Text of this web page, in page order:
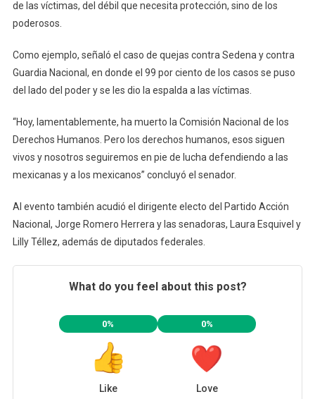
de las víctimas, del débil que necesita protección, sino de los
poderosos.
Como ejemplo, señaló el caso de quejas contra Sedena y contra
Guardia Nacional, en donde el 99 por ciento de los casos se puso
del lado del poder y se les dio la espalda a las víctimas.
“Hoy, lamentablemente, ha muerto la Comisión Nacional de los
Derechos Humanos. Pero los derechos humanos, esos siguen
vivos y nosotros seguiremos en pie de lucha defendiendo a las
mexicanas y a los mexicanos” concluyó el senador.
Al evento también acudió el dirigente electo del Partido Acción
Nacional, Jorge Romero Herrera y las senadoras, Laura Esquivel y
Lilly Téllez, además de diputados federales.
What do you feel about this post?
0%
Like
0%
Love